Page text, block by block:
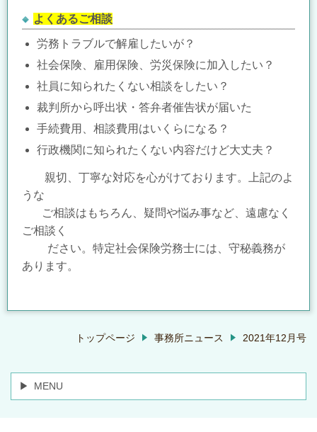
よくあるご相談
労務トラブルで解雇したいが？
社会保険、雇用保険、労災保険に加入したい？
社員に知られたくない相談をしたい？
裁判所から呼出状・答弁者催告状が届いた
手続費用、相談費用はいくらになる？
行政機関に知られたくない内容だけど大丈夫？
親切、丁寧な対応を心がけております。上記のよ
うな
ご相談はもちろん、 疑問や悩み事など、遠慮なく
ご相談く
ださい。特定社会保険労務士には、守秘義務が
あります。
トップページ 事務所ニュース 2021年12月号
MENU